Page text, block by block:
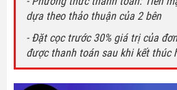
dựa theo thảo thuận của 2 bên
- Đặt cọc trước 30% giá trị của
được thanh toán sau khi kết thúc